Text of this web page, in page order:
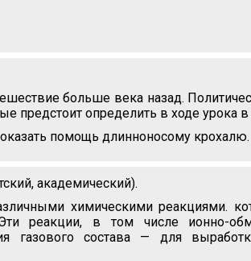
больше века назад.
предстоит определить в ходе урока
помощь длинноносому крохалю.
академический).
химическими реакциями.
реакции, в том числе ионно-
газового состава — для